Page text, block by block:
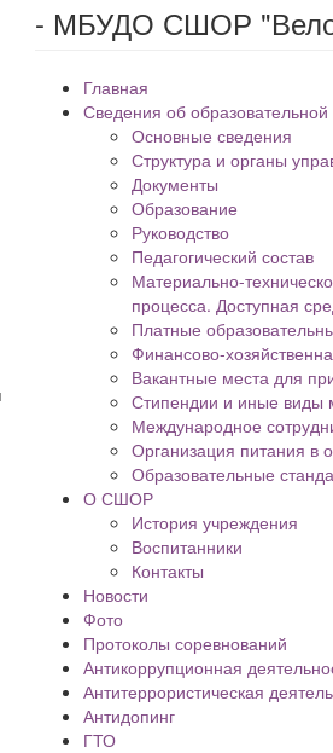
- МБУДО СШОР
Главная
Сведения об образовательной
Основные сведения
Структура и органы
Документы
Образование
Руководство
Педагогический состав
Материально-
процесса. Доступная
Платные
Финансово-
Вакантные места для
Стипендии и иные виды
Международное
Организация питания в
Образовательные
О СШОР
История учреждения
Воспитанники
Контакты
Новости
Фото
Протоколы соревнований
Антикоррупционная
Антитеррористическая
Антидопинг
ГТО